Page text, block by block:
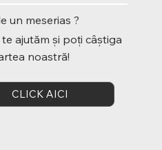
un meserias ?
ajutăm și poți câștiga
noastră!
CLICK AICI